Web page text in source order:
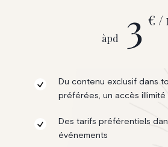
àpd 3 € /
Du contenu exclusif dans
préférées, un accès
Des tarifs préférentiels
événements